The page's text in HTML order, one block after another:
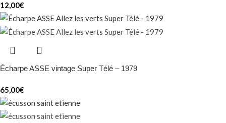
12,00€
Écharpe ASSE vintage Super Télé – 1979
65,00€